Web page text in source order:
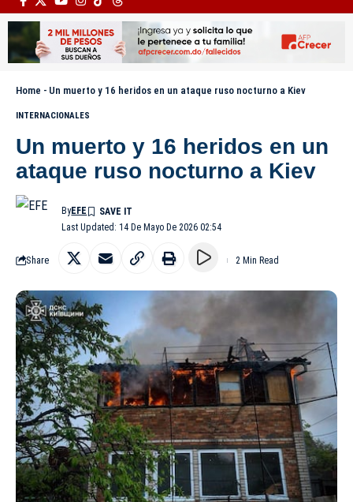
Home - Un muerto y 16 heridos en un ataque ruso nocturno a Kiev
INTERNACIONALES
Un muerto y 16 heridos en un
ataque ruso nocturno a Kiev
Last Updated: 14 De Mayo De 2026 02:54
ByEFE
Share 2 Min Read